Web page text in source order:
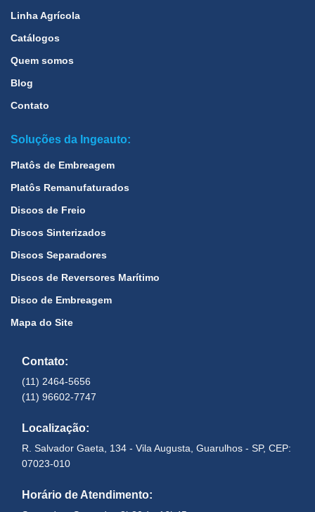
Linha Agrícola
Catálogos
Quem somos
Blog
Contato
Soluções da Ingeauto:
Platôs de Embreagem
Platôs Remanufaturados
Discos de Freio
Discos Sinterizados
Discos Separadores
Discos de Reversores Marítimo
Disco de Embreagem
Mapa do Site
Contato:
(11) 2464-5656
(11) 96602-7747
Localização:
R. Salvador Gaeta, 134 - Vila Augusta, Guarulhos - SP, CEP:
07023-010
Horário de Atendimento: